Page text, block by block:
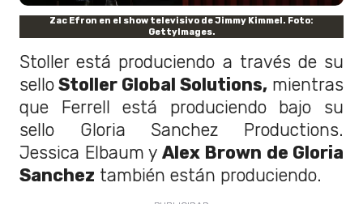
Zac Efron en el show televisivo de Jimmy Kimmel. Foto:
GettyImages.
Stoller está produciendo a través de su
sello Stoller Global Solutions, mientras
que Ferrell está produciendo bajo su
sello Gloria Sanchez Productions.
Jessica Elbaum y Alex Brown de Gloria
Sanchez también están produciendo.